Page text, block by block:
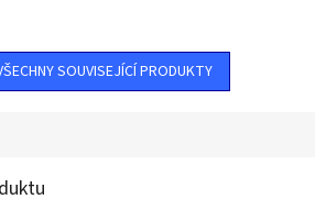
SOUVISEJÍCÍ PRODUKTY